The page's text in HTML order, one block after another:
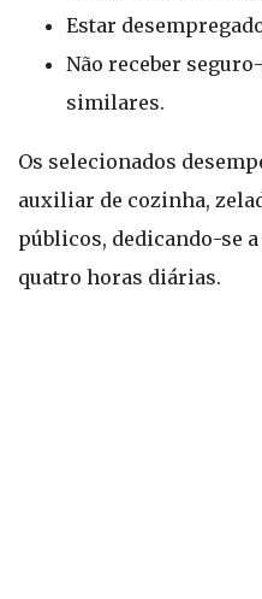
Estar
Não receber
similares.
Os selecionados
auxiliar de cozinha,
públicos, dedicando-se
quatro horas diárias.